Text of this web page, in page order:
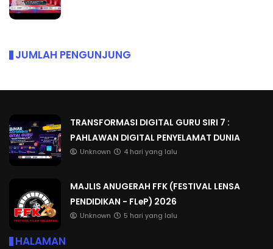
JUMLAH PENGUNJUNG
TRANSFORMASI DIGITAL GURU SIRI 7 :
PAHLAWAN DIGITAL PENYELAMAT DUNIA
Unknown 4 hari yang lalu
MAJLIS ANUGERAH FFK (FESTIVAL LENSA
PENDIDIKAN - FLeP) 2026
Unknown 5 hari yang lalu
HALAMAN